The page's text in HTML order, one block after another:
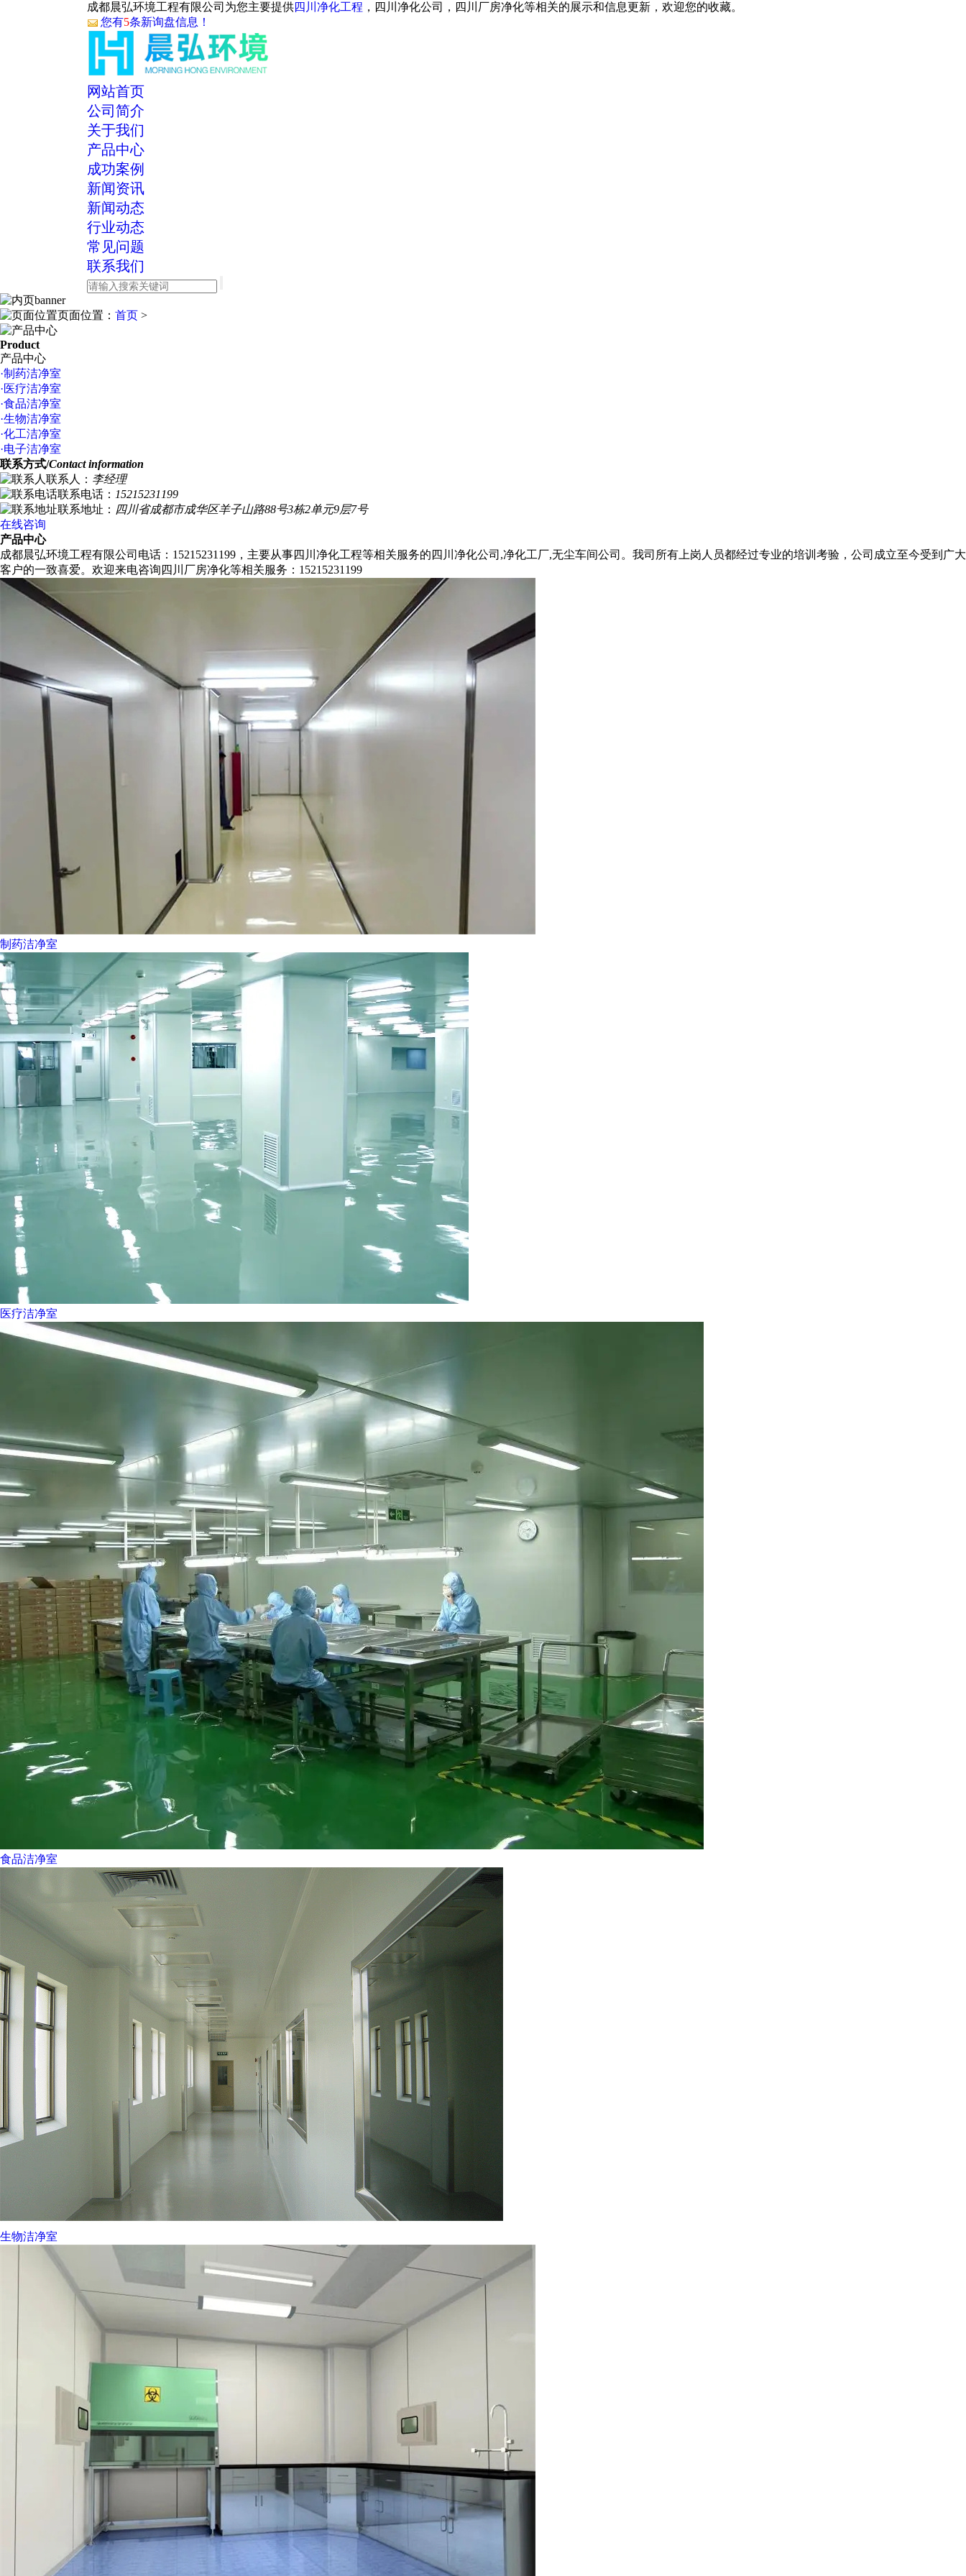
成都晨弘环境工程有限公司为您主要提供四川净化工程 ，四川净化公司，四川厂房净化等相关的展示和信息更新，欢迎您的收藏。
您有5条新询盘信息！
网站首页
公司简介
关于我们
产品中心
成功案例
新闻资讯
新闻动态
行业动态
常见问题
联系我们
页面位置： 首页 >
Product
产品中心
·制药洁净室
·医疗洁净室
·食品洁净室
·生物洁净室
·化工洁净室
·电子洁净室
联系方式/Contact information
联系人： 李经理
联系电话： 15215231199
联系地址： 四川省成都市成华区羊子山路88号3栋2单元9层7号
在线咨询
产品中心
成都晨弘环境工程有限公司电话：15215231199，主要从事四川净化工程等相关服务的四川净化公司,净化工厂,无尘车间公司。我司所有上岗人员都经过专业的培训考验，公司成立至今受到广大
客户的一致喜爱。欢迎来电咨询四川厂房净化等相关服务：15215231199
制药洁净室
医疗洁净室
食品洁净室
生物洁净室